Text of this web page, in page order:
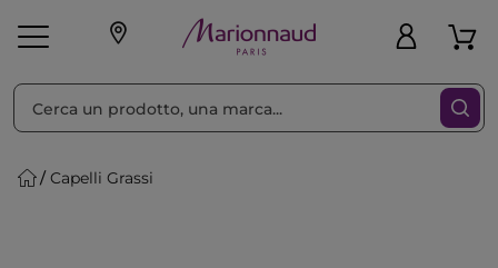
Make-up
Capelli Grassi
Ordina per Filtra